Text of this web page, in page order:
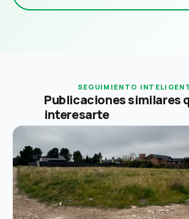
SEGUIMIENTO
Publicaciones similares
interesarte